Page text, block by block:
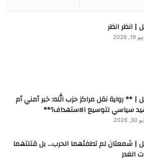
| انظر انظر
2026
| ** رواية نقل مراكز حزب الله: خبر أمني أم
سياسي لتوسيع الاستهداف؟**
2026
| شمعتان لم تطفئهما الحرب… بل قتلتهما
الغدر